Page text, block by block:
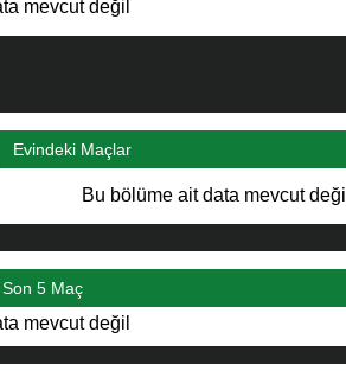
mevcut değil
Evindeki Maçlar
Bu bölüme ait data mevcut değil
5 Maç
mevcut değil